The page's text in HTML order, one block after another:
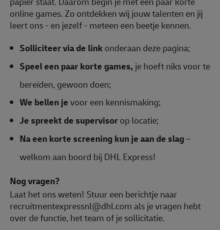
online games. Zo ontdekken wij jouw talenten en jij
leert ons - en jezelf - meteen een beetje kennen.
Solliciteer via de linkonderaan deze pagina;
Speel een paar korte games, je hoeft niks voor te
bereiden, gewoon doen;
We bellen jevoor een kennismaking;
Je spreekt de supervisorop locatie;
Na een korte screening kun je aan de slag–
welkom aan boord bij DHL Express!
Nog vragen?
Laat het ons weten! Stuur een berichtje naar
recruitmentexpressnl@dhl.com als je vragen hebt
over de functie, het team of je sollicitatie.